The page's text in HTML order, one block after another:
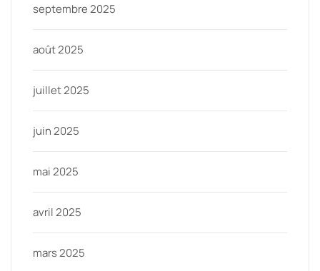
septembre 2025
août 2025
juillet 2025
juin 2025
mai 2025
avril 2025
mars 2025